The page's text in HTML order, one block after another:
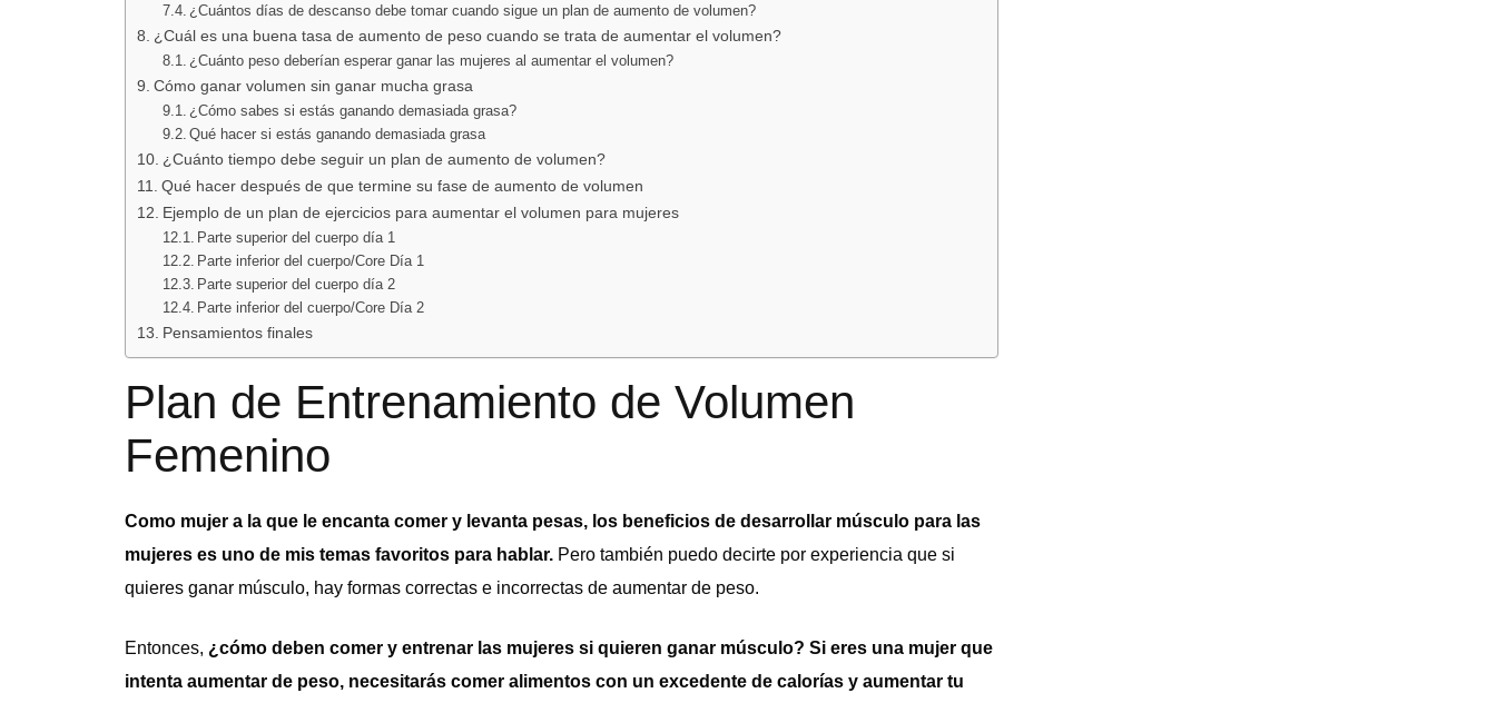
¿Cuántos días de descanso debe tomar cuando sigue un plan de aumento de volumen?
¿Cuál es una buena tasa de aumento de peso cuando se trata de aumentar el volumen?
¿Cuánto peso deberían esperar ganar las mujeres al aumentar el volumen?
Cómo ganar volumen sin ganar mucha grasa
¿Cómo sabes si estás ganando demasiada grasa?
Qué hacer si estás ganando demasiada grasa
¿Cuánto tiempo debe seguir un plan de aumento de volumen?
Qué hacer después de que termine su fase de aumento de volumen
Ejemplo de un plan de ejercicios para aumentar el volumen para mujeres
Parte superior del cuerpo día 1
Parte inferior del cuerpo/Core Día 1
Parte superior del cuerpo día 2
Parte inferior del cuerpo/Core Día 2
Pensamientos finales
Plan de Entrenamiento de Volumen
Femenino
Como mujer a la que le encanta comer y levanta pesas, los beneficios de desarrollar músculo para las
mujeres es uno de mis temas favoritos para hablar. Pero también puedo decirte por experiencia que si
quieres ganar músculo, hay formas correctas e incorrectas de aumentar de peso.
Entonces, ¿cómo deben comer y entrenar las mujeres si quieren ganar músculo? Si eres una mujer que
intenta aumentar de peso, necesitarás comer alimentos con un excedente de calorías y aumentar tu